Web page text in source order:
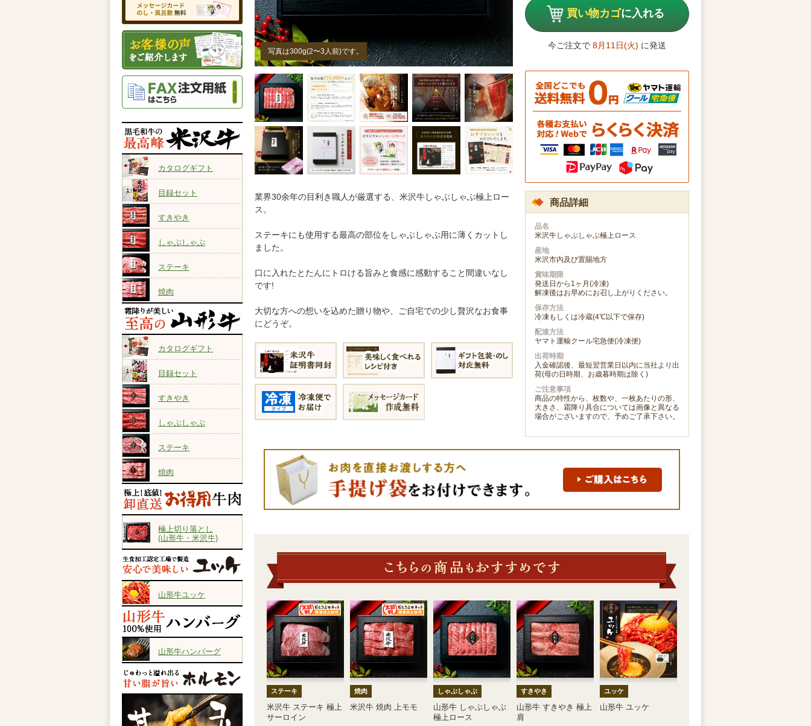
カタログギフト
目録セット
すきやき
しゃぶしゃぶ
ステーキ
焼肉
カタログギフト
目録セット
すきやき
しゃぶしゃぶ
ステーキ
焼肉
極上切り落とし
(山形牛・米沢牛)
山形牛ユッケ
山形牛ハンバーグ
写真は300g(2〜3人前)です。
買い物カゴに入れる
今ご注文で 8月11日(火) に発送
業界30余年の目利き職人が厳選する、米沢牛しゃぶしゃぶ極上ロー
ス。
ステーキにも使用する最高の部位をしゃぶしゃぶ用に薄くカットし
ました。
口に入れたとたんにトロける旨みと食感に感動すること間違いなし
です!
大切な方への想いを込めた贈り物や、ご自宅での少し贅沢なお食事
にどうぞ。
商品詳細
品名
米沢牛しゃぶしゃぶ極上ロース
産地
米沢市内及び置賜地方
賞味期限
発送日から1ヶ月(冷凍)
解凍後はお早めにお召し上がりください。
保存方法
冷凍もしくは冷蔵(4℃以下で保存)
配達方法
ヤマト運輸クール宅急便(冷凍便)
出荷時期
入金確認後、最短翌営業日以内に当社より出
荷(母の日時期、お歳暮時期は除く)
ご注意事項
商品の特性から、枚数や、一枚あたりの形、
大きさ、霜降り具合については画像と異なる
場合がございますので、予めご了承下さい。
ステーキ
米沢牛 ステーキ 極上
サーロイン
焼肉
米沢牛 焼肉 上モモ
しゃぶしゃぶ
山形牛 しゃぶしゃぶ
極上ロース
すきやき
山形牛 すきやき 極上
肩
ユッケ
山形牛 ユッケ